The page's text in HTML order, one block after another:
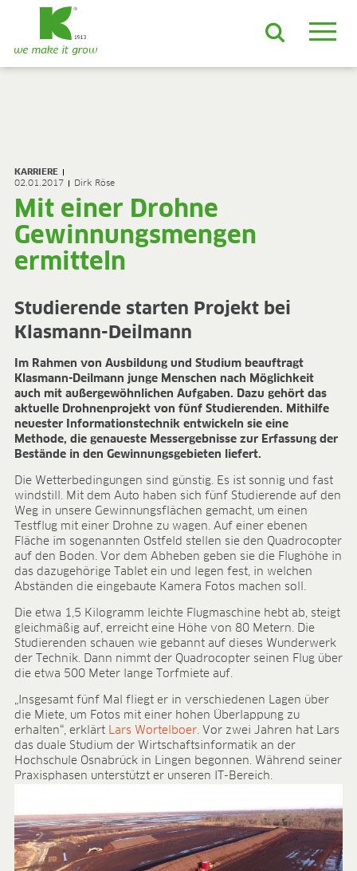
ProLine Substrate
Containermulch
Rohstoffe
Growcoon
Log & Solve
Sphaxx®
Liefersicherheit
ANWENDUNGSFELDER
Ökologischer Anbau
Jungpflanzenanzucht
Presstopferden
Topfkräuter
Beet- und Balkonpflanzen
Topfpflanzen
Containerpflanzen
Forstpflanzen
Beerenobst
Qualitätserden für den Fachhandel
Sphagnum für Orchideen
UNTERNEHMEN
Über uns
Standorte
Zahlen & Fakten
Nachhaltigkeit
Forschung & Entwicklung
Qualität & Zertifikate
Kontakt
Stellenangebote
Benefits
Entwicklungsprogramme
KARRIERE
02.01.2017
Dirk Röse
Mit einer Drohne
Gewinnungsmengen
ermitteln
Studierende starten Projekt bei
Klasmann-Deilmann
Im Rahmen von Ausbildung und Studium beauftragt
Klasmann-Deilmann junge Menschen nach Möglichkeit
auch mit außergewöhnlichen Aufgaben. Dazu gehört das
aktuelle Drohnenprojekt von fünf Studierenden. Mithilfe
neuester Informationstechnik entwickeln sie eine
Methode, die genaueste Messergebnisse zur Erfassung der
Bestände in den Gewinnungsgebieten liefert.
Die Wetterbedingungen sind günstig. Es ist sonnig und fast
windstill. Mit dem Auto haben sich fünf Studierende auf den
Weg in unsere Gewinnungsflächen gemacht, um einen
Testflug mit einer Drohne zu wagen. Auf einer ebenen
Fläche im sogenannten Ostfeld stellen sie den Quadrocopter
auf den Boden. Vor dem Abheben geben sie die Flughöhe in
das dazugehörige Tablet ein und legen fest, in welchen
Abständen die eingebaute Kamera Fotos machen soll.
Die etwa 1,5 Kilogramm leichte Flugmaschine hebt ab, steigt
gleichmäßig auf, erreicht eine Höhe von 80 Metern. Die
Studierenden schauen wie gebannt auf dieses Wunderwerk
der Technik. Dann nimmt der Quadrocopter seinen Flug über
die etwa 500 Meter lange Torfmiete auf.
„Insgesamt fünf Mal fliegt er in verschiedenen Lagen über
die Miete, um Fotos mit einer hohen Überlappung zu
erhalten“, erklärt Lars Wortelboer. Vor zwei Jahren hat Lars
das duale Studium der Wirtschaftsinformatik an der
Hochschule Osnabrück in Lingen begonnen. Während seiner
Praxisphasen unterstützt er unseren IT-Bereich.